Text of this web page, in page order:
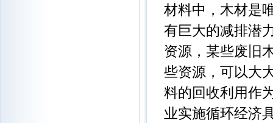
材料中，木材是
有巨大的减排潜
资源，某些废旧
些资源，可以大
料的回收利用作
业实施循环经济